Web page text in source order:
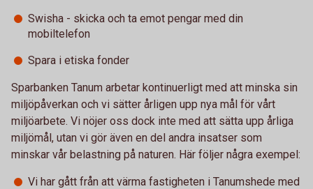
Swisha - skicka och ta emot pengar med din
mobiltelefon
Spara i etiska fonder
Sparbanken Tanum arbetar kontinuerligt med att minska sin
miljöpåverkan och vi sätter årligen upp nya mål för vårt
miljöarbete. Vi nöjer oss dock inte med att sätta upp årliga
miljömål, utan vi gör även en del andra insatser som
minskar vår belastning på naturen. Här följer några exempel:
Vi har gått från att värma fastigheten i Tanumshede med